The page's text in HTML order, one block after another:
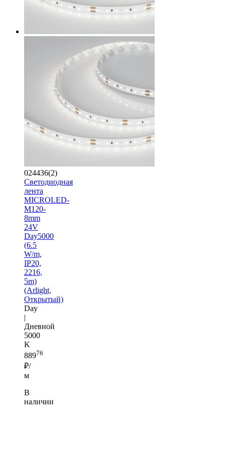
024436(2)
Светодиодная
лента
MICROLED-
M120-
8mm
24V
Day5000
(6.5
W/m,
IP20,
2216,
5m)
(Arlight,
Открытый)
Day
|
Дневной
5000
K
88976
₽/
м
В
наличии